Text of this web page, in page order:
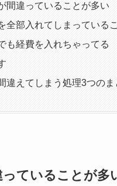
間違っていることが多い
全部入れてしまっている
も経費を入れちゃってる
違えてしまう処理3つのま
ていることが多